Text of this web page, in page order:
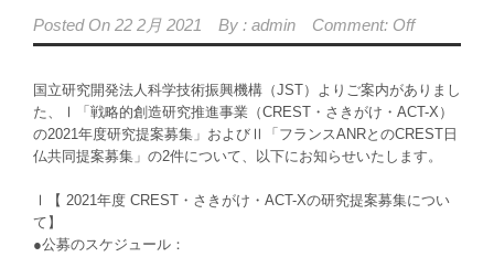
Posted On 22 2月 2021 By : admin Comment: Off
国立研究開発法人科学技術振興機構（JST）よりご案内がありまし
た、Ⅰ「戦略的創造研究推進事業（CREST・さきがけ・ACT-X）
の2021年度研究提案募集」およびⅡ「フランスANRとのCREST日
仏共同提案募集」の2件について、以下にお知らせいたします。
Ⅰ【 2021年度 CREST・さきがけ・ACT-Xの研究提案募集につい
て】
●公募のスケジュール：